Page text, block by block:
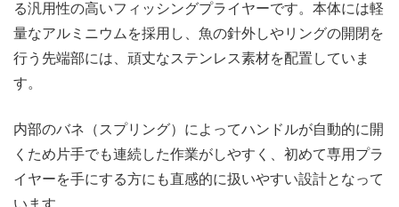
る汎用性の高いフィッシングプライヤーです。本体には軽
量なアルミニウムを採用し、魚の針外しやリングの開閉を
行う先端部には、頑丈なステンレス素材を配置していま
す。
内部のバネ（スプリング）によってハンドルが自動的に開
くため片手でも連続した作業がしやすく、初めて専用プラ
イヤーを手にする方にも直感的に扱いやすい設計となって